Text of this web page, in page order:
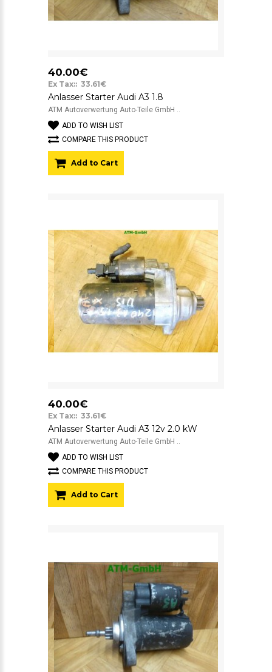
40.00€
Ex Tax:: 33.61€
Anlasser Starter Audi A3 1.8
ATM Autoverwertung Auto-Teile GmbH ..
ADD TO WISH LIST
COMPARE THIS PRODUCT
Add to Cart
40.00€
Ex Tax:: 33.61€
Anlasser Starter Audi A3 12v 2.0 kW
ATM Autoverwertung Auto-Teile GmbH ..
ADD TO WISH LIST
COMPARE THIS PRODUCT
Add to Cart